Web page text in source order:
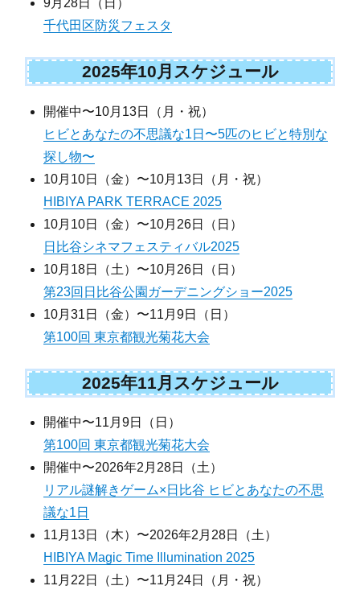
千代田区防災フェスタ
2025年10月スケジュール
開催中〜10月13日（月・祝）
ヒビとあなたの不思議な1日〜5匹のヒビと特別な
探し物〜
10月10日（金）〜10月13日（月・祝）
HIBIYA PARK TERRACE 2025
10月10日（金）〜10月26日（日）
日比谷シネマフェスティバル2025
10月18日（土）〜10月26日（日）
第23回日比谷公園ガーデニングショー2025
10月31日（金）〜11月9日（日）
第100回 東京都観光菊花大会
2025年11月スケジュール
開催中〜11月9日（日）
第100回 東京都観光菊花大会
開催中〜2026年2月28日（土）
リアル謎解きゲーム×日比谷 ヒビとあなたの不思
議な1日
11月13日（木）〜2026年2月28日（土）
HIBIYA Magic Time Illumination 2025
11月22日（土）〜11月24日（月・祝）